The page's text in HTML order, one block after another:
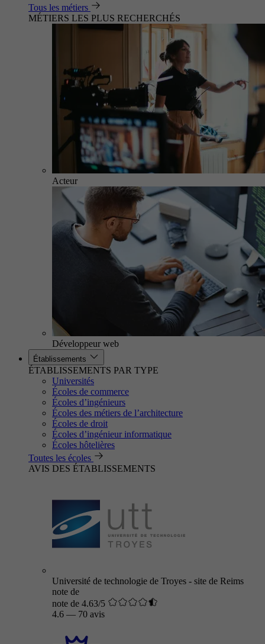
Tous les métiers
MÉTIERS LES PLUS RECHERCHÉS
Acteur
Développeur web
Établissements
ÉTABLISSEMENTS PAR TYPE
Universités
Écoles de commerce
Écoles d’ingénieurs
Écoles des métiers de l’architecture
Écoles de droit
Écoles d’ingénieur informatique
Écoles hôtelières
Toutes les écoles
AVIS DES ÉTABLISSEMENTS
Université de technologie de Troyes - site de Reims
note de
note de 4.63/5
4.6 — 70 avis